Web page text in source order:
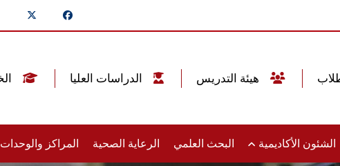
الشئون الأكاديمية البحث العلمي الرعاية الصحية المراكز والوحدات